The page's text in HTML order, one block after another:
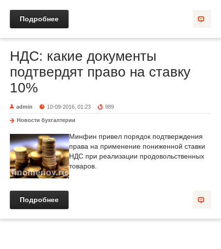
Подробнее
НДС: какие документы
подтвердят право на ставку
10%
admin 10-09-2016, 01:23 989
Новости бухгалтерии
Минфин привел порядок подтверждения
права на применение пониженной ставки
НДС при реализации продовольственных
товаров.
Подробнее